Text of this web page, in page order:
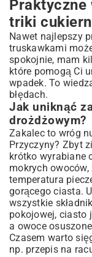
Praktyczne
triki
Nawet najlepszy
truskawkami
spokojnie, mam
które pomogą Ci
wpadek. To
błędach.
Jak uniknąć
drożdżowym?
Zakalec to wróg
Przyczyny? Zbyt
krótko wyrabiane
mokrych owoców,
temperatura
gorącego ciasta.
wszystkie
pokojowej, ciasto
a owoce
Czasem warto
np. przepis na